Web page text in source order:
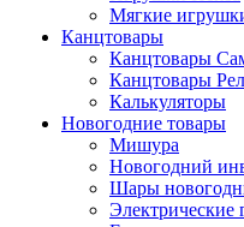
Мягкие
Канцтовары
Канцтовары
Канцтовары
Калькуляторы
Новогодние товары
Мишура
Новогодний
Шары
Электрические